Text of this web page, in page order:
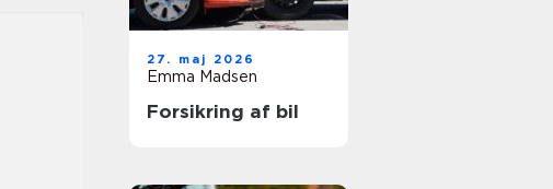
27. maj 2026
Emma Madsen
Forsikring af bil